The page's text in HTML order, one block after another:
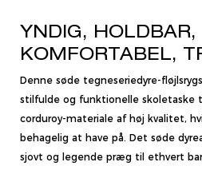
YNDIG, HOLDBAR,
KOMFORTABEL,
Denne søde tegneseriedyre-
stilfulde og funktionelle skoletaske
corduroy-materiale af høj kvalitet,
behagelig at have på. Det søde
sjovt og legende præg til ethvert